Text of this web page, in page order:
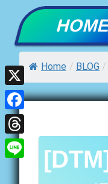
Skip
to
content
Home / BLOG /
X
Facebook
Threads